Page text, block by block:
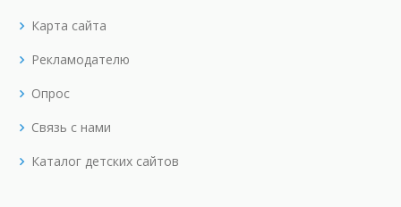
Карта сайта
Рекламодателю
Опрос
Связь с нами
Каталог детских сайтов